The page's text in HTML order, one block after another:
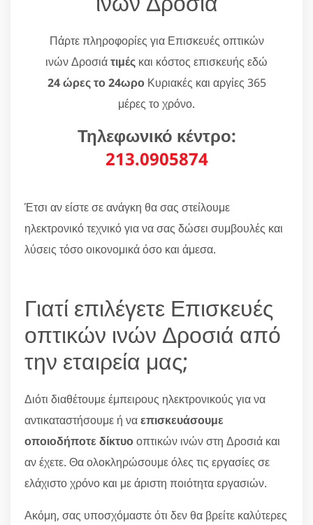
Πάρτε πληροφορίες για Επισκευές οπτικών
ινών Δροσιάτιμές και κόστος επισκευής εδώ
24 ώρες το 24ωροΚυριακές και αργίες 365
μέρες το χρόνο.
Τηλεφωνικό κέντρο:
213.0905874
Έτσι αν είστε σε ανάγκη θα σας στείλουμε
ηλεκτρονικό τεχνικό για να σας δώσει συμβουλές και
λύσεις τόσο οικονομικά όσο και άμεσα.
Γιατί επιλέγετε Επισκευές
οπτικών ινών Δροσιά από
την εταιρεία μας;
Διότι διαθέτουμε έμπειρους ηλεκτρονικούς για να
αντικαταστήσουμε ή ναεπισκευάσουμε
οποιοδήποτε δίκτυοοπτικών ινών στη Δροσιά και
αν έχετε. Θα ολοκληρώσουμε όλες τις εργασίες σε
ελάχιστο χρόνο και με άριστη ποιότητα εργασιών.
Ακόμη, σας υποσχόμαστε ότι δεν θα βρείτε καλύτερες